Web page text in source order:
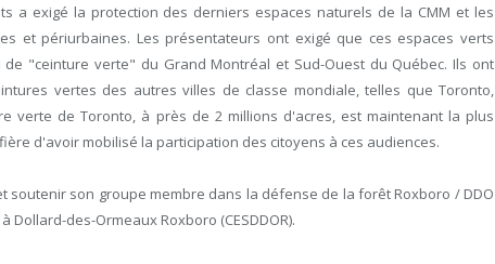
a exigé la protection des derniers espaces naturels de la CMM et les
et périurbaines. Les présentateurs ont exigé que ces espaces verts
"ceinture verte" du Grand Montréal et Sud-Ouest du Québec. Ils ont
vertes des autres villes de classe mondiale, telles que Toronto,
verte de Toronto, à près de 2 millions d'acres, est maintenant la plus
d'avoir mobilisé la participation des citoyens à ces audiences.
soutenir son groupe membre dans la défense de la forêt Roxboro / DDO
des-Ormeaux Roxboro (CESDDOR).